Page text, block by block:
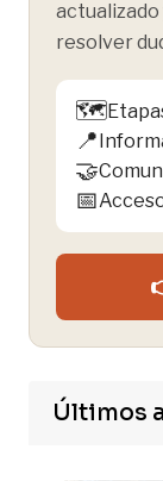
actualizado
resolver
🗺️
📍
🤝
📅
Últimos